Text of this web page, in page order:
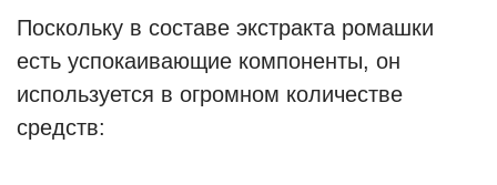
Поскольку в составе экстракта ромашки
есть успокаивающие компоненты, он
используется в огромном количестве
средств: